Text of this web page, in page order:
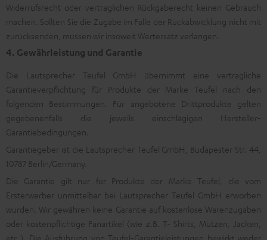
Widerrufsrecht oder vertraglichen Rückgaberecht keinen Gebrauch
machen. Sollten Sie die Zugabe im Falle der Rückabwicklung nicht mit
zurücksenden, müssen wir insoweit Wertersatz verlangen.
4. Gewährleistung und Garantie
Die Lautsprecher Teufel GmbH übernimmt eine vertragliche
Garantieverpflichtung für Produkte der Marke Teufel nach den
folgenden Bestimmungen. Für angebotene Drittprodukte gelten
gegebenenfalls die jeweils einschlägigen Hersteller-
Garantiebedingungen.
Garantiegeber ist die Lautsprecher Teufel GmbH, Budapester Str. 44,
10787 Berlin/Germany.
Die Garantie gilt nur für Produkte der Marke Teufel, die vom
Ersterwerber unmittelbar bei Lautsprecher Teufel GmbH erworben
wurden. Wir gewähren keine Garantie auf kostenlose Warenzugaben
oder kostenpflichtige Fanartikel (wie z.B. T- Shirts, Mützen, Jacken,
etc.). Die Ausführung von Teufel-Garantieleistungen bewirkt weder